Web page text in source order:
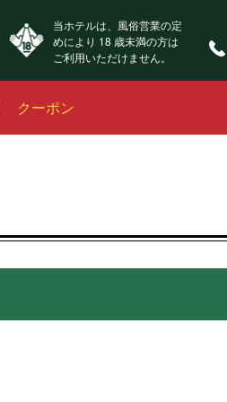
当ホテルは、風俗営業の定
めにより 18 歳未満の方は
ご利用いただけません。
クーポン